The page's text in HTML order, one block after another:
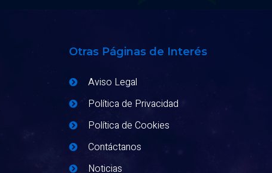
Otras Páginas de Interés
Aviso Legal
Política de Privacidad
Política de Cookies
Contáctanos
Noticias